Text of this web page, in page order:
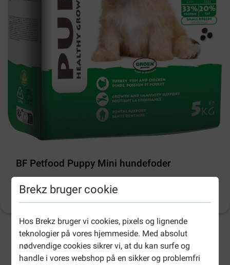
Brekz bruger cookie
Hos Brekz bruger vi cookies, pixels og lignende
teknologier på vores hjemmeside. Med absolut
nødvendige cookies sikrer vi, at du kan surfe og
handle i vores webshop på en sikker og problemfri
BF Petfood Puppy Mini hundefoder
2-4 arbejdsdage, medmindre andet er angivet